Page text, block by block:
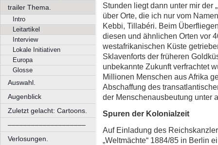
trailer Thema.
Intro
Leitartikel
Interview
Lokale Initiativen
Europa
Glosse
Auswahl.
Augenblick
Zuletzt gelacht: Cartoons.
––––––––––––––––––––
Verlosungen.
Stunden liegt dann unter mir der
über Orte, die ich nur vom
Kebbi, Tillabéri. Beim
diesen und ähnlichen Orten vor
westafrikanischen Küste
Sklavenforts der früheren
unbekannte Zukunft verfrachtet
Millionen Menschen aus Afrika
Abschaffung des
der Menschenausbeutung unter
Spuren der Kolonialzeit
Auf Einladung des
„Weltmächte“ 1884/85 in Berlin